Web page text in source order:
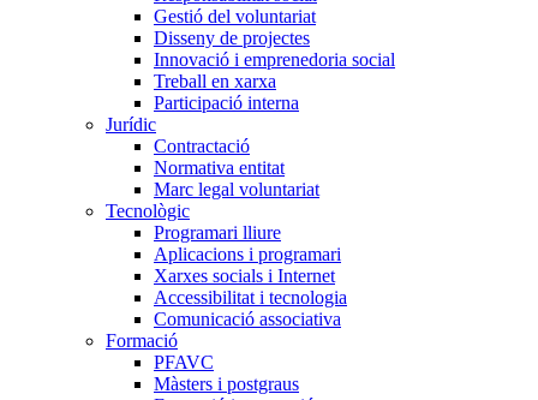
Gestió del voluntariat
Disseny de projectes
Innovació i emprenedoria social
Treball en xarxa
Participació interna
Jurídic
Contractació
Normativa entitat
Marc legal voluntariat
Tecnològic
Programari lliure
Aplicacions i programari
Xarxes socials i Internet
Accessibilitat i tecnologia
Comunicació associativa
Formació
PFAVC
Màsters i postgraus